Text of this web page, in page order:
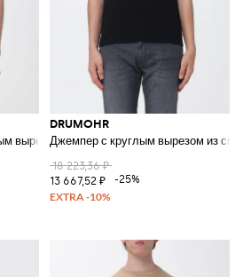
вырезом
DRUMOHR
Джемпер с круглым вырезом из
18 223,36 ₽
13 667,52 ₽
-25%